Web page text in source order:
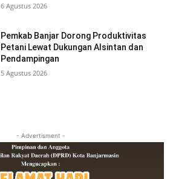
6 Agustus 2026
Pemkab Banjar Dorong Produktivitas
Petani Lewat Dukungan Alsintan dan
Pendampingan
5 Agustus 2026
- Advertisment -